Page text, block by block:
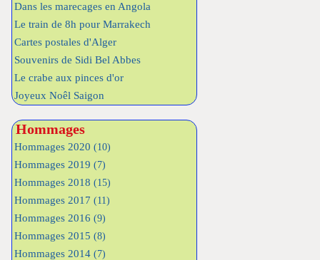
Dans les marecages en Angola
Le train de 8h pour Marrakech
Cartes postales d'Alger
Souvenirs de Sidi Bel Abbes
Le crabe aux pinces d'or
Joyeux Noêl Saigon
Hommages
Hommages 2020 (10)
Hommages 2019 (7)
Hommages 2018 (15)
Hommages 2017 (11)
Hommages 2016 (9)
Hommages 2015 (8)
Hommages 2014 (7)